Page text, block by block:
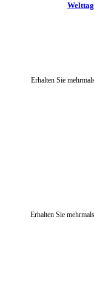
Erhalten Sie
Erhalten Sie